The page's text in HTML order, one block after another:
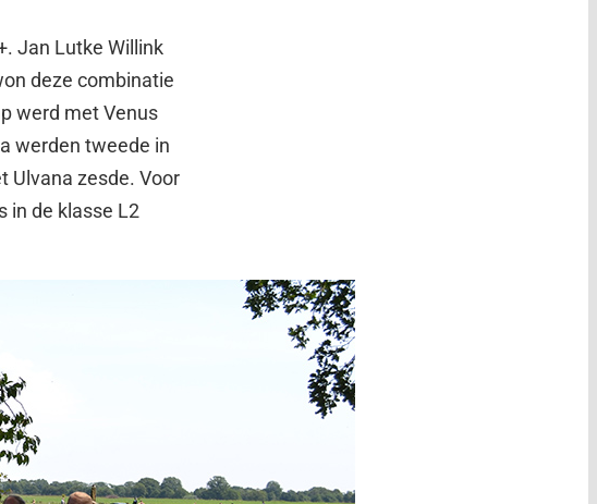
Jan Lutke Willink
deze combinatie
werd met Venus
werden tweede in
Ulvana zesde. Voor
in de klasse L2